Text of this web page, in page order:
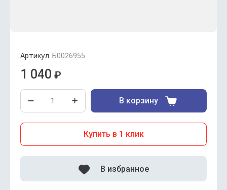
Артикул: Б0026955
1 040 ₽
В корзину
Купить в 1 клик
В избранное